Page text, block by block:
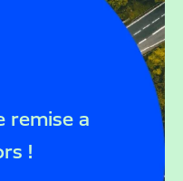
remise a
!